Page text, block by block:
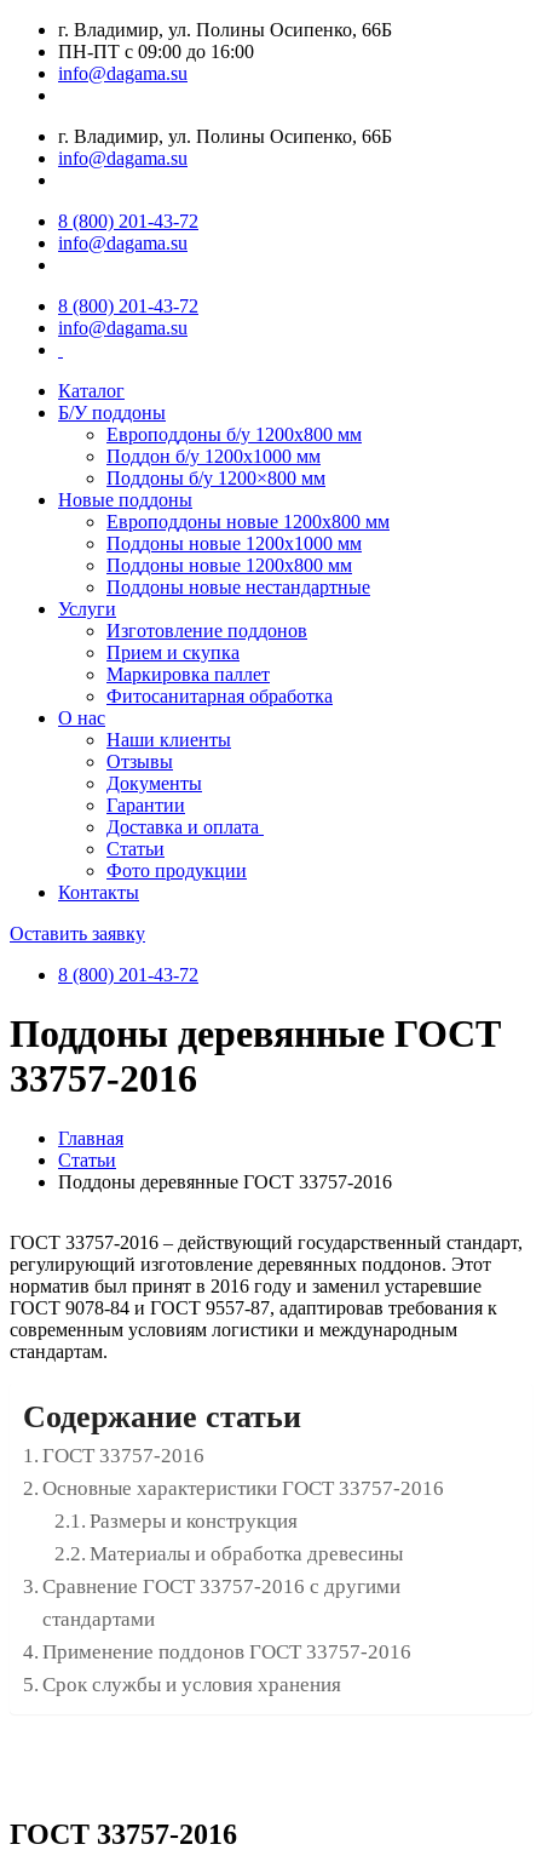
г. Владимир, ул. Полины Осипенко, 66Б
ПН-ПТ с 09:00 до 16:00
info@dagama.su
г. Владимир, ул. Полины Осипенко, 66Б
info@dagama.su
8 (800) 201-43-72
info@dagama.su
8 (800) 201-43-72
info@dagama.su
Каталог
Б/У поддоны
Европоддоны б/у 1200х800 мм
Поддон б/у 1200х1000 мм
Поддоны б/у 1200×800 мм
Новые поддоны
Европоддоны новые 1200х800 мм
Поддоны новые 1200х1000 мм
Поддоны новые 1200х800 мм
Поддоны новые нестандартные
Услуги
Изготовление поддонов
Прием и скупка
Маркировка паллет
Фитосанитарная обработка
О нас
Наши клиенты
Отзывы
Документы
Гарантии
Доставка и оплата
Статьи
Фото продукции
Контакты
Оставить заявку
8 (800) 201-43-72
Поддоны деревянные ГОСТ
33757-2016
Главная
Статьи
Поддоны деревянные ГОСТ 33757-2016
ГОСТ 33757-2016 – действующий государственный стандарт,
регулирующий изготовление деревянных поддонов. Этот
норматив был принят в 2016 году и заменил устаревшие
ГОСТ 9078-84 и ГОСТ 9557-87, адаптировав требования к
современным условиям логистики и международным
стандартам.
Содержание статьи
ГОСТ 33757-2016
Основные характеристики ГОСТ 33757-2016
Размеры и конструкция
Материалы и обработка древесины
Сравнение ГОСТ 33757-2016 с другими
стандартами
Применение поддонов ГОСТ 33757-2016
Срок службы и условия хранения
ГОСТ 33757-2016